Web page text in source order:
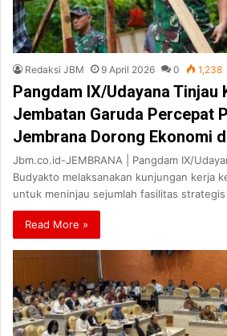
Redaksi JBM 9 April 2026 0 1,238
Pangdam IX/Udayana Tinjau
Jembatan Garuda Percepat
Jembrana Dorong Ekonomi
Jbm.co.id-JEMBRANA | Pangdam IX/
Budyakto melaksanakan kunjungan kerja
untuk meninjau sejumlah fasilitas
Read More »